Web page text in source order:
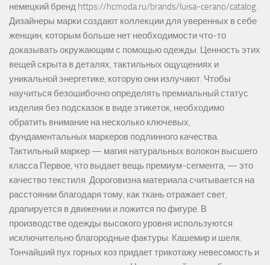
немецкий бренд https://hcmoda.ru/brands/luisa-cerano/catalog.
Дизайнеры марки создают коллекции для уверенных в себе
женщин, которым больше нет необходимости что-то
доказывать окружающим с помощью одежды. Ценность этих
вещей скрыта в деталях, тактильных ощущениях и
уникальной энергетике, которую они излучают. Чтобы
научиться безошибочно определять премиальный статус
изделия без подсказок в виде этикеток, необходимо
обратить внимание на несколько ключевых,
фундаментальных маркеров подлинного качества.
Тактильный маркер — магия натуральных волокон высшего
класса Первое, что выдает вещь премиум-сегмента, — это
качество текстиля. Дороговизна материала считывается на
расстоянии благодаря тому, как ткань отражает свет,
драпируется в движении и ложится по фигуре. В
производстве одежды высокого уровня используются
исключительно благородные фактуры: Кашемир и шелк.
Тончайший пух горных коз придает трикотажу невесомость и